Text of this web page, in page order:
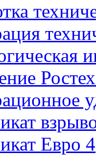
Евро 4